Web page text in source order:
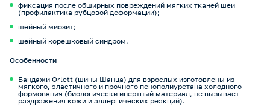
фиксация после обширных повреждений мягких тканей шеи
(профилактика рубцовой деформации);
шейный миозит;
шейный корешковый синдром.
Особенности
Бандажи Orlett (шины Шанца) для взрослых изготовлены из
мягкого, эластичного и прочного пенополиуретана холодного
формования (биологически инертный материал, не вызывает
раздражения кожи и аллергических реакций).